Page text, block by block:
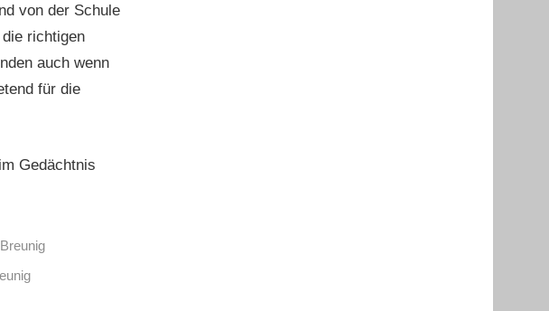
von der Schule
richtigen
auch wenn
für die
Gedächtnis